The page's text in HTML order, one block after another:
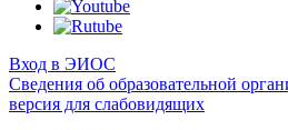
Вход в ЭИОС
Сведения об образовательной
версия для слабовидящих